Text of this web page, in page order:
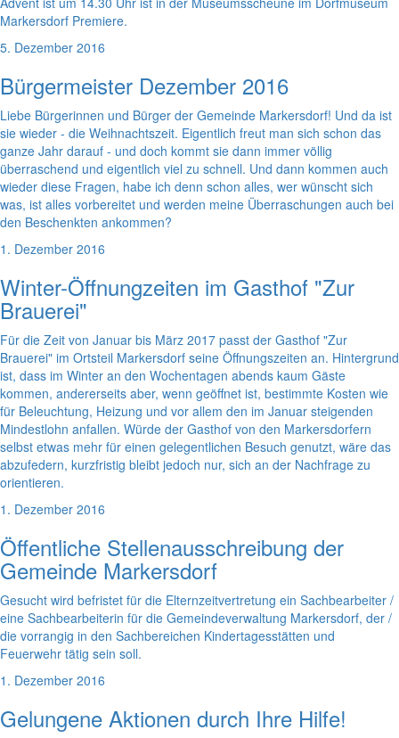
Markersdorf Premiere.
5. Dezember 2016
Bürgermeister Dezember 2016
Liebe Bürgerinnen und Bürger der Gemeinde Markersdorf! Und da ist
sie wieder - die Weihnachtszeit. Eigentlich freut man sich schon das
ganze Jahr darauf - und doch kommt sie dann immer völlig
überraschend und eigentlich viel zu schnell. Und dann kommen auch
wieder diese Fragen, habe ich denn schon alles, wer wünscht sich
was, ist alles vorbereitet und werden meine Überraschungen auch bei
den Beschenkten ankommen?
1. Dezember 2016
Winter-Öffnungzeiten im Gasthof "Zur
Brauerei"
Für die Zeit von Januar bis März 2017 passt der Gasthof "Zur
Brauerei" im Ortsteil Markersdorf seine Öffnungszeiten an. Hintergrund
ist, dass im Winter an den Wochentagen abends kaum Gäste
kommen, andererseits aber, wenn geöffnet ist, bestimmte Kosten wie
für Beleuchtung, Heizung und vor allem den im Januar steigenden
Mindestlohn anfallen. Würde der Gasthof von den Markersdorfern
selbst etwas mehr für einen gelegentlichen Besuch genutzt, wäre das
abzufedern, kurzfristig bleibt jedoch nur, sich an der Nachfrage zu
orientieren.
1. Dezember 2016
Öffentliche Stellenausschreibung der
Gemeinde Markersdorf
Gesucht wird befristet für die Elternzeitvertretung ein Sachbearbeiter /
eine Sachbearbeiterin für die Gemeindeverwaltung Markersdorf, der /
die vorrangig in den Sachbereichen Kindertagesstätten und
Feuerwehr tätig sein soll.
1. Dezember 2016
Gelungene Aktionen durch Ihre Hilfe!